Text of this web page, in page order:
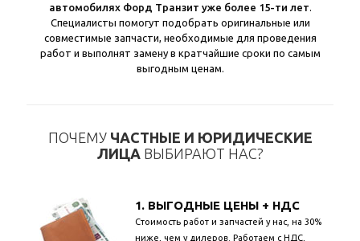
автомобилях Форд Транзит уже более 15-ти лет
Специалисты помогут подобрать оригинальные или
совместимые запчасти, необходимые для проведения
работ и выполнят замену в кратчайшие сроки по самым
выгодным ценам.
ПОЧЕМУ ЧАСТНЫЕ И ЮРИДИЧЕСКИЕ
ЛИЦА ВЫБИРАЮТ НАС?
1. ВЫГОДНЫЕ ЦЕНЫ + НДС
Стоимость работ и запчастей у нас, на 30%
ниже, чем у дилеров. Работаем с НДС,